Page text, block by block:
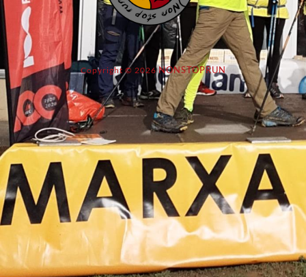
Copyright © 2026NONSTOPRUN